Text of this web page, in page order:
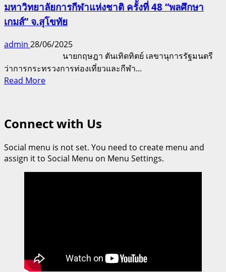
มหาวิทยาลัยการกีฬาแห่งชาติ ครั้งที่ 48 “พลศึกษา
เกมส์” จ.สุโขทัย
admin 28/06/2025
นายกฤษฎา ตันเทิดทิตย์ เลขานุการรัฐมนตรี
ว่าการกระทรวงการท่องเที่ยวและกีฬา...
Read MoreRead
กีฬา
ชาติ
จัด
Connect with Us
Social menu is not set. You need to create menu and
assign it to Social Menu on Menu Settings.